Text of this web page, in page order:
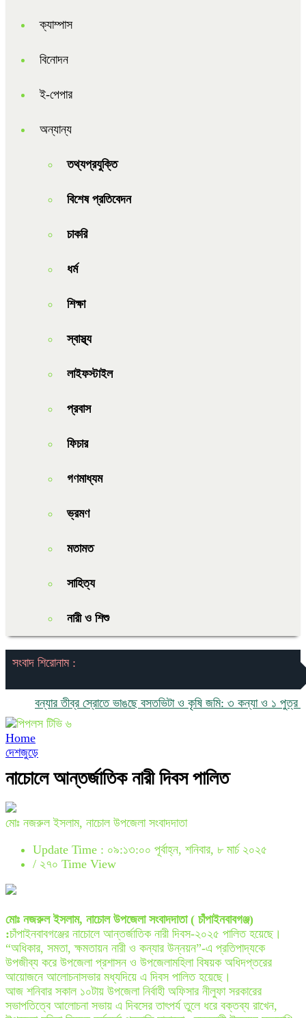
ক্যাম্পাস
বিনোদন
ই-পেপার
অন্যান্য
তথ্যপ্রযুক্তি
বিশেষ প্রতিবেদন
চাকরি
ধর্ম
শিক্ষা
স্বাস্থ্য
লাইফস্টাইল
প্রবাস
ফিচার
গণমাধ্যম
ভ্রমণ
মতামত
সাহিত্য
নারী ও শিশু
সংবাদ শিরোনাম :
বন্যার তীব্র স্রোতে ভাঙছে বসতভিটা ও কৃষি জমি: ৩ কন্যা ও ১ পুত্র
Home
দেশজুড়ে
নাচোলে আন্তর্জাতিক নারী দিবস পালিত
মোঃ নজরুল ইসলাম, নাচোল উপজেলা সংবাদদাতা
Update Time : ০৯:১৩:০০ পূর্বাহ্ন, শনিবার, ৮ মার্চ ২০২৫
/ ২৭০ Time View
মোঃ নজরুল ইসলাম, নাচোল উপজেলা সংবাদদাতা ( চাঁপাইনবাবগঞ্জ)
:চাঁপাইনবাবগঞ্জের নাচোলে আন্তর্জাতিক নারী দিবস-২০২৫ পালিত হয়েছে।
“অধিকার, সমতা, ক্ষমতায়ন নারী ও কন্যার উন্নয়ন”-এ প্রতিপাদ্যকে
উপজীব্য করে উপজেলা প্রশাসন ও উপজেলামহিলা বিষয়ক অধিদপ্তরের
আয়োজনে আলোচনাসভার মধ্যদিয়ে এ দিবস পালিত হয়েছে।
আজ শনিবার সকাল ১০টায় উপজেলা নির্বাহী অফিসার নীলুফা সরকারের
সভাপতিত্বে আলোচনা সভায় এ দিবসের তাৎপর্য তুলে ধরে বক্তব্য রাখেন,